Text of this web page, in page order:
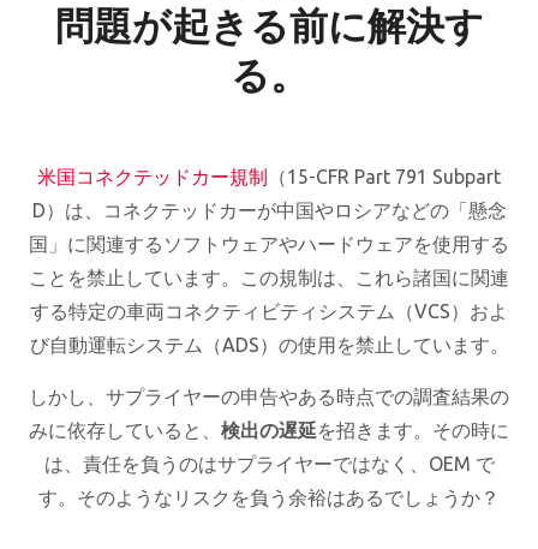
問題が起きる前に解決す
る。
米国コネクテッドカー規制 （15-CFR Part 791 Subpart
D）は、コネクテッドカーが中国やロシアなどの「懸念
国」に関連するソフトウェアやハードウェアを使用する
ことを禁止しています。この規制は、これら諸国に関連
する特定の車両コネクティビティシステム（VCS）およ
び自動運転システム（ADS）の使用を禁止しています。
しかし、サプライヤーの申告やある時点での調査結果の
みに依存していると、 検出の遅延を招きます。その時に
は、責任を負うのはサプライヤーではなく、OEM で
す。そのようなリスクを負う余裕はあるでしょうか？